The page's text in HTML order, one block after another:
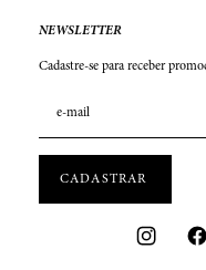
NEWSLETTER
Cadastre-se para receber